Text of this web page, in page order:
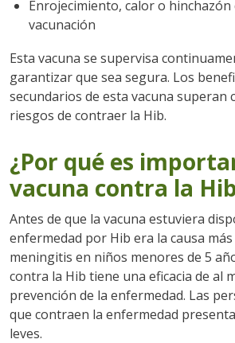
Enrojecimiento, calor o hinchazón
vacunación
Esta vacuna se supervisa
garantizar que sea segura. Los
secundarios de esta vacuna superan
riesgos de contraer la Hib.
¿Por qué es
vacuna contra la
Antes de que la vacuna estuviera
enfermedad por Hib era la causa
meningitis en niños menores de 5
contra la Hib tiene una eficacia de al
prevención de la enfermedad. Las
que contraen la enfermedad
leves.